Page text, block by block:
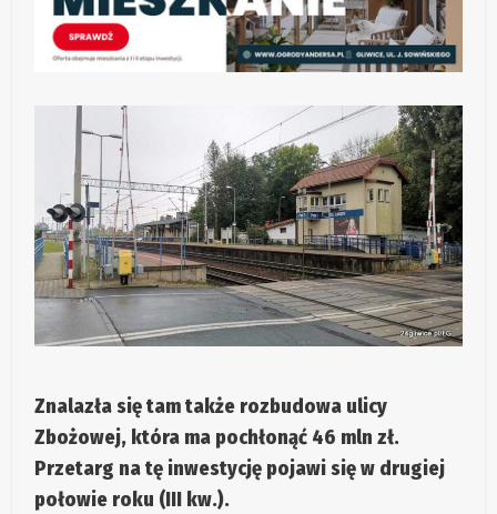
Znalazła się tam także rozbudowa ulicy
Zbożowej, która ma pochłonąć 46 mln zł.
Przetarg na tę inwestycję pojawi się w drugiej
połowie roku (III kw.).